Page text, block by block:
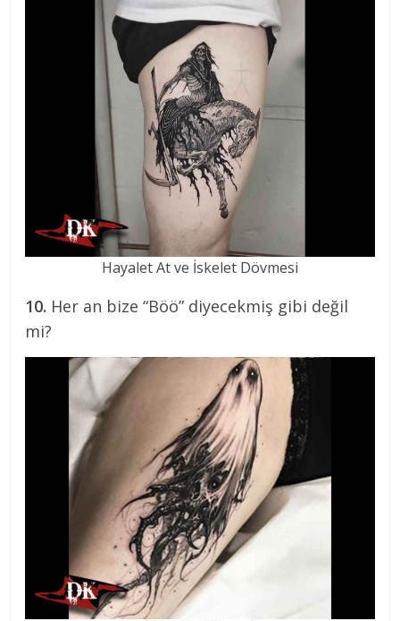
Hayalet At ve İskelet Dövmesi
10. Her an bize “Böö” diyecekmiş gibi değil
mi?